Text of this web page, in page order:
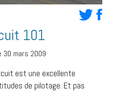
101
30 mars 2009
est une excellente
de pilotage. Et pas